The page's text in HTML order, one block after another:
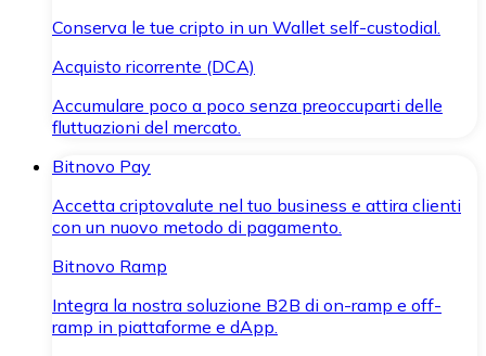
Conserva le tue cripto in un Wallet self-custodial.
Acquisto ricorrente (DCA)
Accumulare poco a poco senza preoccuparti delle
fluttuazioni del mercato.
Bitnovo Pay
Accetta criptovalute nel tuo business e attira clienti
con un nuovo metodo di pagamento.
Bitnovo Ramp
Integra la nostra soluzione B2B di on-ramp e off-
ramp in piattaforme e dApp.